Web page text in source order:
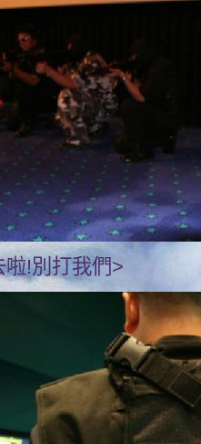
啦!別打我們>